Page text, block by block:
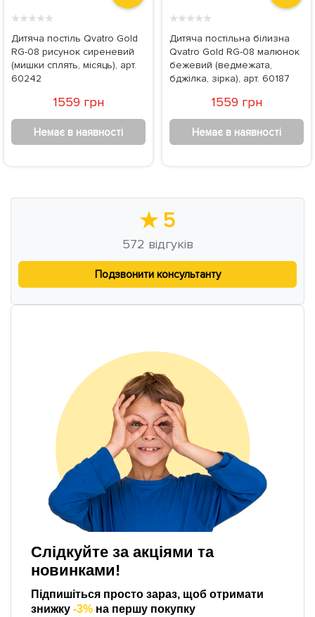
★★★★★
Дитяча постіль Qvatro Gold
RG-08 рисунок сиреневий
(мишки сплять, місяць), арт.
60242
1559 грн
Немає в наявності
★★★★★
Дитяча постільна білизна
Qvatro Gold RG-08 малюнок
бежевий (ведмежата,
бджілка, зірка), арт. 60187
1559 грн
Немає в наявності
★ 5
572 відгуків
Подзвонити консультанту
Слідкуйте за акціями та
новинками!
Підпишіться просто зараз, щоб отримати
знижку -3% на першу покупку